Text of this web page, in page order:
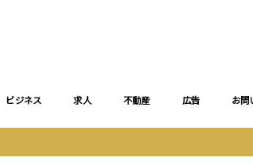
ビジネス 求人 不動産 広告 お問